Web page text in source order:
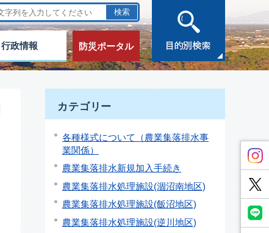
行政情報 防災ポータル
カテゴリー
各種様式について（農業集落排水事
業関係）
農業集落排水新規加入手続き
農業集落排水処理施設(涸沼南地区)
農業集落排水処理施設(飯沼地区)
農業集落排水処理施設(逆川地区)